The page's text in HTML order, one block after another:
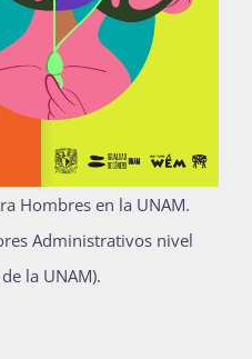
Hombres en la UNAM.
Administrativos nivel
la UNAM).